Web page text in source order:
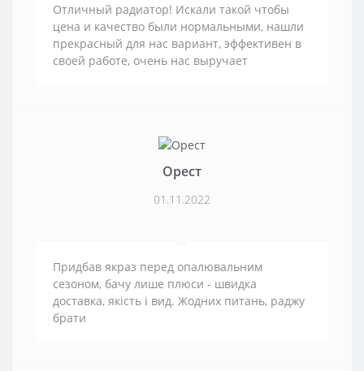
Отличный радиатор! Искали такой чтобы
цена и качество были нормальными, нашли
прекрасный для нас вариант, эффективен в
своей работе, очень нас выручает
Орест
01.11.2022
Придбав якраз перед опалювальним
сезоном, бачу лише плюси - швидка
доставка, якість і вид. Жодних питань, раджу
брати